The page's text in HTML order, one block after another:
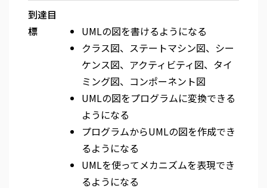
到達目
標
UMLの図を書けるようになる
クラス図、ステートマシン図、シー
ケンス図、アクティビティ図、タイ
ミング図、コンポーネント図
UMLの図をプログラムに変換できる
ようになる
プログラムからUMLの図を作成でき
るようになる
UMLを使ってメカニズムを表現でき
るようになる